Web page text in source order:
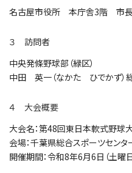
名古屋市役所 本庁舎3階 市
３ 訪問者
中央発條野球部（緑区）
中田 英一（なかた ひでかず
４ 大会概要
大会名：第48回東日本軟式野球大
会場：千葉県総合スポーツセン
開催期間：令和8年6月6日（土曜